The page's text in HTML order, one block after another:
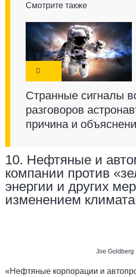
Смотрите также
Странные сигналы
разговоров
причина и
10. Нефтяные и
компании против
энергии и других
изменением климата
Joe Goldberg
«Нефтяные корпорации и